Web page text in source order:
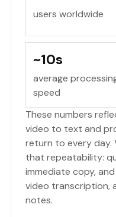
users worldwide
~10s
average
speed
These numbers
video to text and
return to every day.
that repeatability:
immediate copy,
video transcription,
notes.